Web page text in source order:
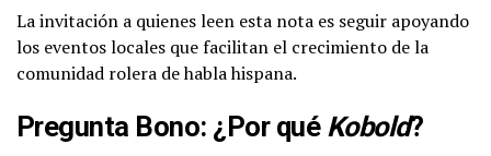
La invitación a quienes leen esta nota es seguir apoyando
los eventos locales que facilitan el crecimiento de la
comunidad rolera de habla hispana.
Pregunta Bono: ¿Por qué Kobold?